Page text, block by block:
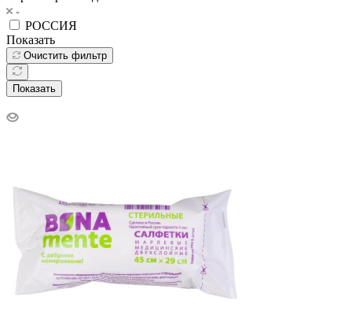
РОССИЯ
Показать
Очистить фильтр
Показать